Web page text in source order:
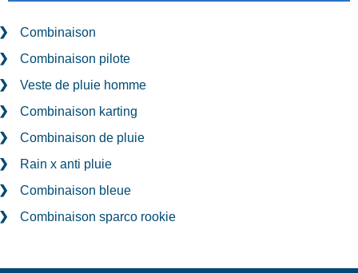
Combinaison
Combinaison pilote
Veste de pluie homme
Combinaison karting
Combinaison de pluie
Rain x anti pluie
Combinaison bleue
Combinaison sparco rookie